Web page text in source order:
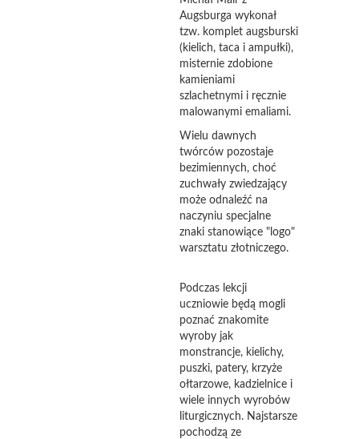
Augsburga wykonał
tzw. komplet augsburski
(kielich, taca i ampułki),
misternie zdobione
kamieniami
szlachetnymi i ręcznie
malowanymi emaliami.
Wielu dawnych
twórców pozostaje
bezimiennych, choć
zuchwały zwiedzający
może odnaleźć na
naczyniu specjalne
znaki stanowiące "logo"
warsztatu złotniczego.
Podczas lekcji
uczniowie będą mogli
poznać znakomite
wyroby jak
monstrancje, kielichy,
puszki, patery, krzyże
ołtarzowe, kadzielnice i
wiele innych wyrobów
liturgicznych. Najstarsze
pochodzą ze